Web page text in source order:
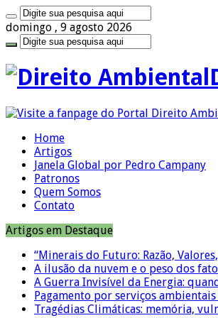
domingo , 9 agosto 2026
Home
Artigos
Janela Global por Pedro Campany
Patronos
Quem Somos
Contato
Artigos em Destaque
“Minerais do Futuro: Razão,
A ilusão da nuvem e o peso dos
A Guerra Invisível da Energia:
Pagamento por serviços
Tragédias Climáticas: memória,